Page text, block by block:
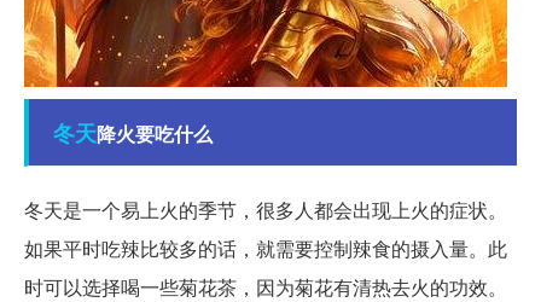
冬天降火要吃什么
冬天是一个易上火的季节，很多人都会出现上火的症状。
如果平时吃辣比较多的话，就需要控制辣食的摄入量。此
时可以选择喝一些菊花茶，因为菊花有清热去火的功效。